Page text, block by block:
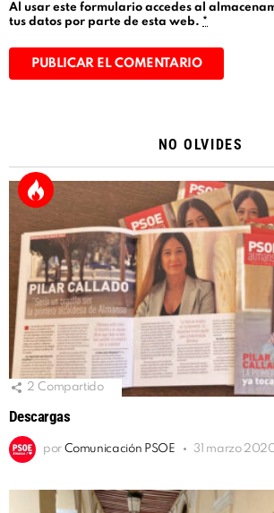
Al usar este formulario accedes al
tus datos por parte de esta web. *
NO OLVIDES
2 Compartido
Descargas
por Comunicación PSOE 31 marzo